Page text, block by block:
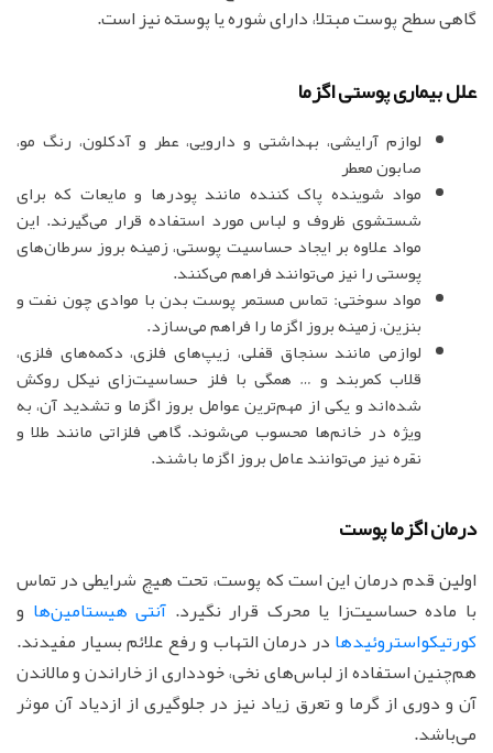
گاهی سطح پوست مبتلا، دارای شوره یا پوسته نیز است.
علل بیماری پوستی اگزما
لوازم آرایشی، بهداشتی و دارویی، عطر و آدکلون، رنگ مو،
صابون معطر
مواد شوینده پاک کننده مانند پودرها و مایعات که برای
شستشوی ظروف و لباس مورد استفاده قرار می‌گیرند. این
مواد علاوه بر ایجاد حساسیت پوستی، زمینه بروز سرطان‌های
پوستی را نیز می‌توانند فراهم می‌کنند.
مواد سوختی: تماس مستمر پوست بدن با موادی چون نفت و
بنزین، زمینه بروز اگزما را فراهم می‌سازد.
لوازمی مانند سنجاق قفلی، زیپ‌های فلزی، دکمه‌های فلزی،
قلاب کمربند و … همگی با فلز حساسیت‌زای نیکل روکش
شده‌اند و یکی از مهم‌ترین عوامل بروز اگزما و تشدید آن، به
ویژه در خانم‌ها محسوب می‌شوند. گاهی فلزاتی مانند طلا و
نقره نیز می‌توانند عامل بروز اگزما باشند.
درمان اگزما پوست
اولین قدم درمان این است که پوست، تحت هیچ شرایطی در تماس
با ماده حساسیت‌زا یا محرک قرار نگیرد. آنتی هیستامین‌ها و
کورتیکواستروئیدهادر درمان التهاب و رفع علائم بسیار مفیدند.
هم‌چنین استفاده از لباس‌های نخی، خودداری از خاراندن و مالاندن
آن و دوری از گرما و تعرق زیاد نیز در جلوگیری از ازدیاد آن موثر
می‌باشد.